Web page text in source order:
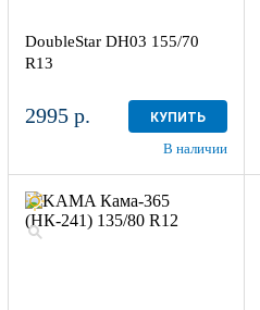
DoubleStar DH03 155/70
R13
2995 р. КУПИТЬ
В наличии